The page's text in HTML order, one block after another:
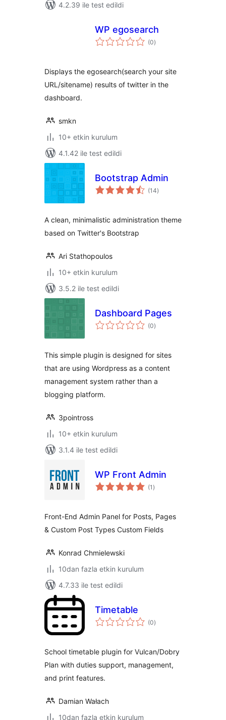
4.2.39 ile test edildi
WP egosearch
(0toplam
puan
)
Displays the egosearch(search your site
URL/sitename) results of twitter in the
dashboard.
smkn
10+ etkin kurulum
4.1.42 ile test edildi
Bootstrap Admin
(14toplam
puan
)
A clean, minimalistic administration theme
based on Twitter's Bootstrap
Ari Stathopoulos
10+ etkin kurulum
3.5.2 ile test edildi
Dashboard Pages
(0toplam
puan
)
This simple plugin is designed for sites
that are using Wordpress as a content
management system rather than a
blogging platform.
3pointross
10+ etkin kurulum
3.1.4 ile test edildi
WP Front Admin
(1 toplam
puan
)
Front-End Admin Panel for Posts, Pages
& Custom Post Types Custom Fields
Konrad Chmielewski
10dan fazla etkin kurulum
4.7.33 ile test edildi
Timetable
(0toplam
puan
)
School timetable plugin for Vulcan/Dobry
Plan with duties support, management,
and print features.
Damian Wałach
10dan fazla etkin kurulum